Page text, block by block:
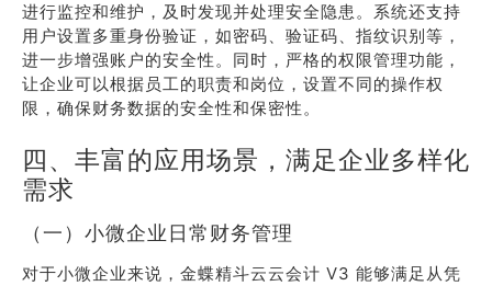
进行监控和维护，及时发现并处理安全隐患。系统还支持
用户设置多重身份验证，如密码、验证码、指纹识别等，
进一步增强账户的安全性。同时，严格的权限管理功能，
让企业可以根据员工的职责和岗位，设置不同的操作权
限，确保财务数据的安全性和保密性。
四、丰富的应用场景，满足企业多样化
需求
（一）小微企业日常财务管理
对于小微企业来说，金蝶精斗云云会计 V3 能够满足从凭